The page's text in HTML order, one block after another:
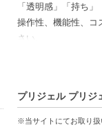
「透明感」「持ち
操作性、機能性、コ
さい。
LED：約30秒【硬化
UV：約1～2分
プリジェル プリジ
※当サイトにてお取り扱